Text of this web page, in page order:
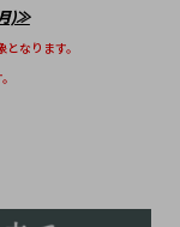
)≫
なります。